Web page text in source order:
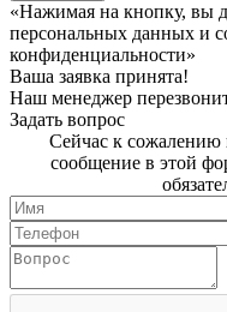
«Нажимая на кнопку, вы
персональных данных и
конфиденциальности»
Ваша заявка принята!
Наш менеджер
Задать вопрос
Сейчас к сожалению
сообщение в этой